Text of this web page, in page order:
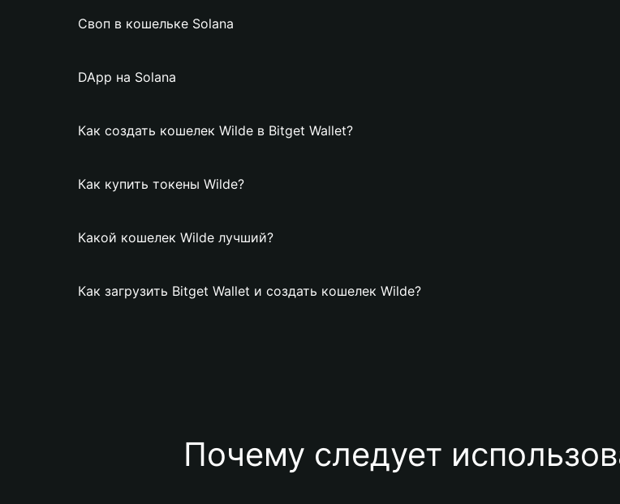
Своп в кошельке Solana
DApp на Solana
Как создать кошелек Wilde в Bitget Wallet?
Как купить токены Wilde?
Какой кошелек Wilde лучший?
Как загрузить Bitget Wallet и создать кошелек Wilde?
Почему следует